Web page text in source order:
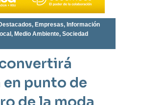
, Empresas, Información
local , Medio Ambiente, Sociedad
en punto de